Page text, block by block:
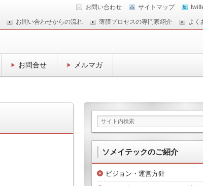
お問い合わせ サイトマップ
お問い合わせからの流れ 薄膜プロセスの専門家紹介 よく
お問合せ メルマガ
ソメイテックのご紹介
ビジョン・運営方針